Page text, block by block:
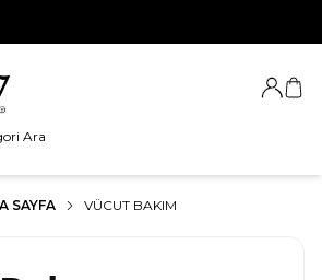
Giriş
SAYFA VÜCUT BAKIM